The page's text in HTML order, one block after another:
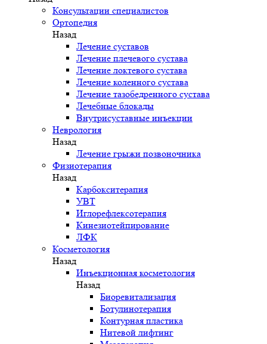
Консультации специалистов
Ортопедия
Назад
Лечение суставов
Лечение плечевого сустава
Лечение локтевого сустава
Лечение коленного сустава
Лечение тазобедренного сустава
Лечебные блокады
Внутрисуставные инъекции
Неврология
Назад
Лечение грыжи позвоночника
Физиотерапия
Назад
Карбокситерапия
УВТ
Иглорефлексотерапия
Кинезиотейпирование
ЛФК
Косметология
Назад
Инъекционная косметология
Назад
Биоревитализация
Ботулинотерапия
Контурная пластика
Нитевой лифтинг